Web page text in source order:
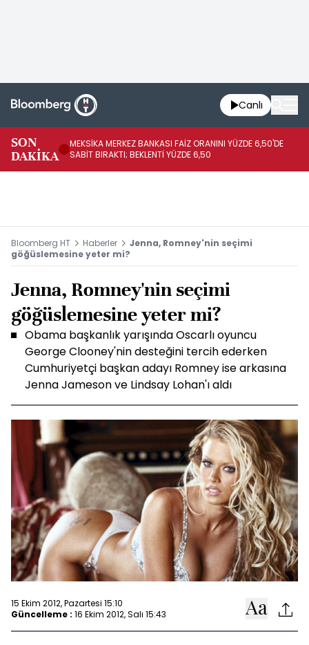
Canlı
SON
DAKİKA
MEKSİKA MERKEZ BANKASI FAİZ ORANINI YÜZDE 6,50'DE
SABİT BIRAKTI; BEKLENTİ YÜZDE 6,50
Bloomberg HT Haberler
Jenna, Romney'nin seçimi
göğüslemesine yeter mi?
Jenna, Romney'nin seçimi
göğüslemesine yeter mi?
Obama başkanlık yarışında Oscarlı oyuncu
George Clooney'nin desteğini tercih ederken
Cumhuriyetçi başkan adayı Romney ise arkasına
Jenna Jameson ve Lindsay Lohan'ı aldı
15 Ekim 2012, Pazartesi 15:10
Güncelleme : 16 Ekim 2012, Salı 15:43